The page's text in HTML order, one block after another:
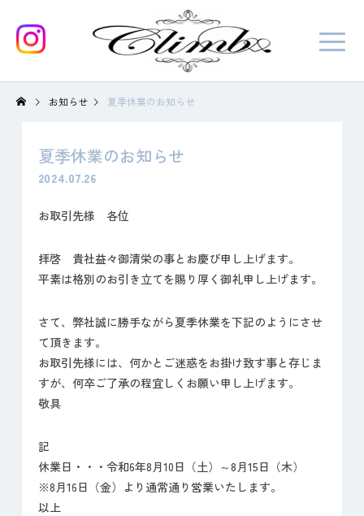
お知らせ 夏季休業のお知らせ
夏季休業のお知らせ
2024.07.26
お取引先様 各位
拝啓 貴社益々御清栄の事とお慶び申し上げます。
平素は格別のお引き立てを賜り厚く御礼申し上げます。
さて、弊社誠に勝手ながら夏季休業を下記のようにさせ
て頂きます。
お取引先様には、何かとご迷惑をお掛け致す事と存じま
すが、何卒ご了承の程宜しくお願い申し上げます。
敬具
記
休業日・・・令和6年8月10日（土）～8月15日（木）
※8月16日（金）より通常通り営業いたします。
以上